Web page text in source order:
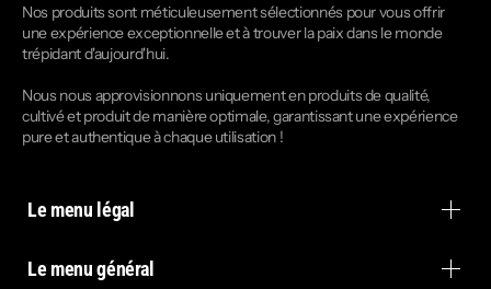
Nos produits sont méticuleusement sélectionnés pour vous offrir
une expérience exceptionnelle et à trouver la paix dans le monde
trépidant d'aujourd'hui.
Nous nous approvisionnons uniquement en produits de qualité,
cultivé et produit de manière optimale, garantissant une expérience
pure et authentique à chaque utilisation !
Le menu légal
Le menu général